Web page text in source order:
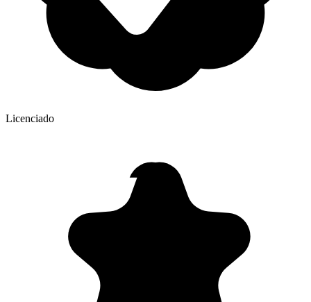
Licenciado